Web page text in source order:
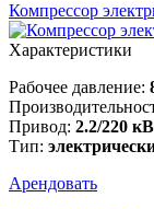
Компрессор
Характеристики
Рабочее давление:
Привод: 2.2/220
Тип:
Арендовать